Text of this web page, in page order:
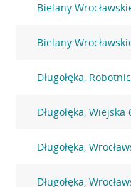
Bielany
Bielany
Długołęka,
Długołęka, Wiejska
Długołęka,
Długołęka,